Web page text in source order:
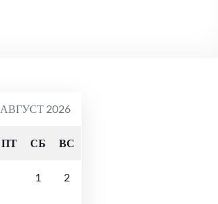
АВГУСТ 2026
ПТ СБ ВС
1 2